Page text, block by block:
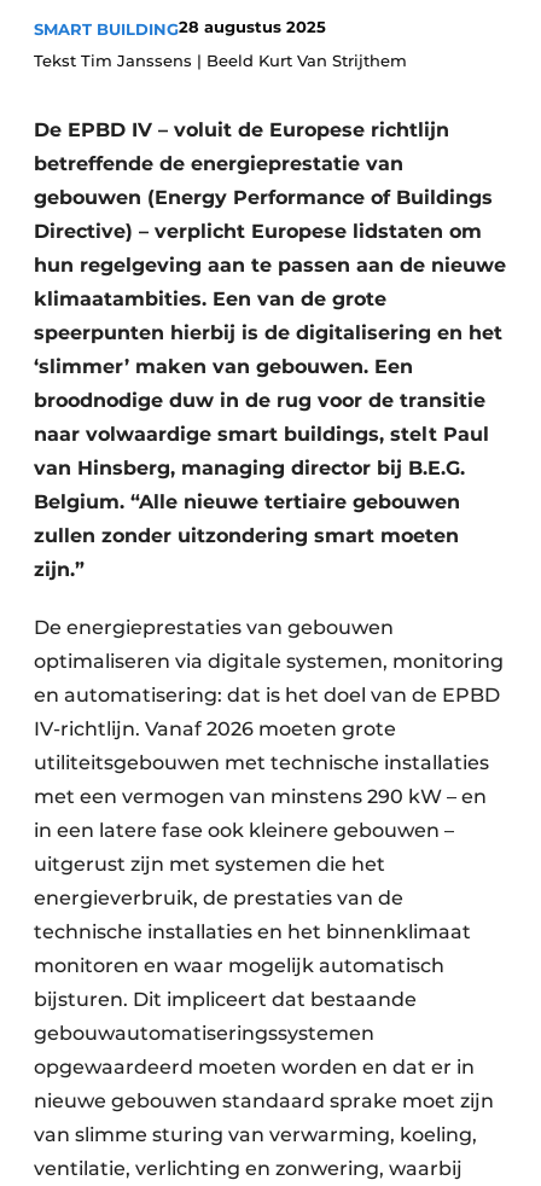
Vacature aanmelden
Vacatures
Bedrijven
Bedrijven
Contact
Akoestiek
Brandveiligheid
BIM
Evenementen
Dak & Gevel
HVAC
Interieurarchitectuur
Keukens
Software
Toegangscontrole
Veiligheid & Opleiding
Zonwering
SMART BUILDING28 augustus 2025
Tekst Tim Janssens | Beeld Kurt Van Strijthem
De EPBD IV – voluit de Europese richtlijn
betreffende de energieprestatie van
gebouwen (Energy Performance of Buildings
Directive) – verplicht Europese lidstaten om
hun regelgeving aan te passen aan de nieuwe
klimaatambities. Een van de grote
speerpunten hierbij is de digitalisering en het
‘slimmer’ maken van gebouwen. Een
broodnodige duw in de rug voor de transitie
naar volwaardige smart buildings, stelt Paul
van Hinsberg, managing director bij B.E.G.
Belgium. “Alle nieuwe tertiaire gebouwen
zullen zonder uitzondering smart moeten
zijn.”
De energieprestaties van gebouwen
optimaliseren via digitale systemen, monitoring
en automatisering: dat is het doel van de EPBD
IV-richtlijn. Vanaf 2026 moeten grote
utiliteitsgebouwen met technische installaties
met een vermogen van minstens 290 kW – en
in een latere fase ook kleinere gebouwen –
uitgerust zijn met systemen die het
energieverbruik, de prestaties van de
technische installaties en het binnenklimaat
monitoren en waar mogelijk automatisch
bijsturen. Dit impliceert dat bestaande
gebouwautomatiseringssystemen
opgewaardeerd moeten worden en dat er in
nieuwe gebouwen standaard sprake moet zijn
van slimme sturing van verwarming, koeling,
ventilatie, verlichting en zonwering, waarbij